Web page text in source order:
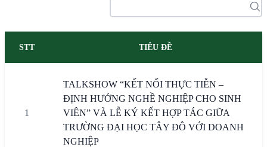
STT TIÊU ĐỀ
1
TALKSHOW “KẾT NỐI THỰC TIỄN –
ĐỊNH HƯỚNG NGHỀ NGHIỆP CHO SINH
VIÊN” VÀ LỄ KÝ KẾT HỢP TÁC GIỮA
TRƯỜNG ĐẠI HỌC TÂY ĐÔ VỚI DOANH
NGHIỆP